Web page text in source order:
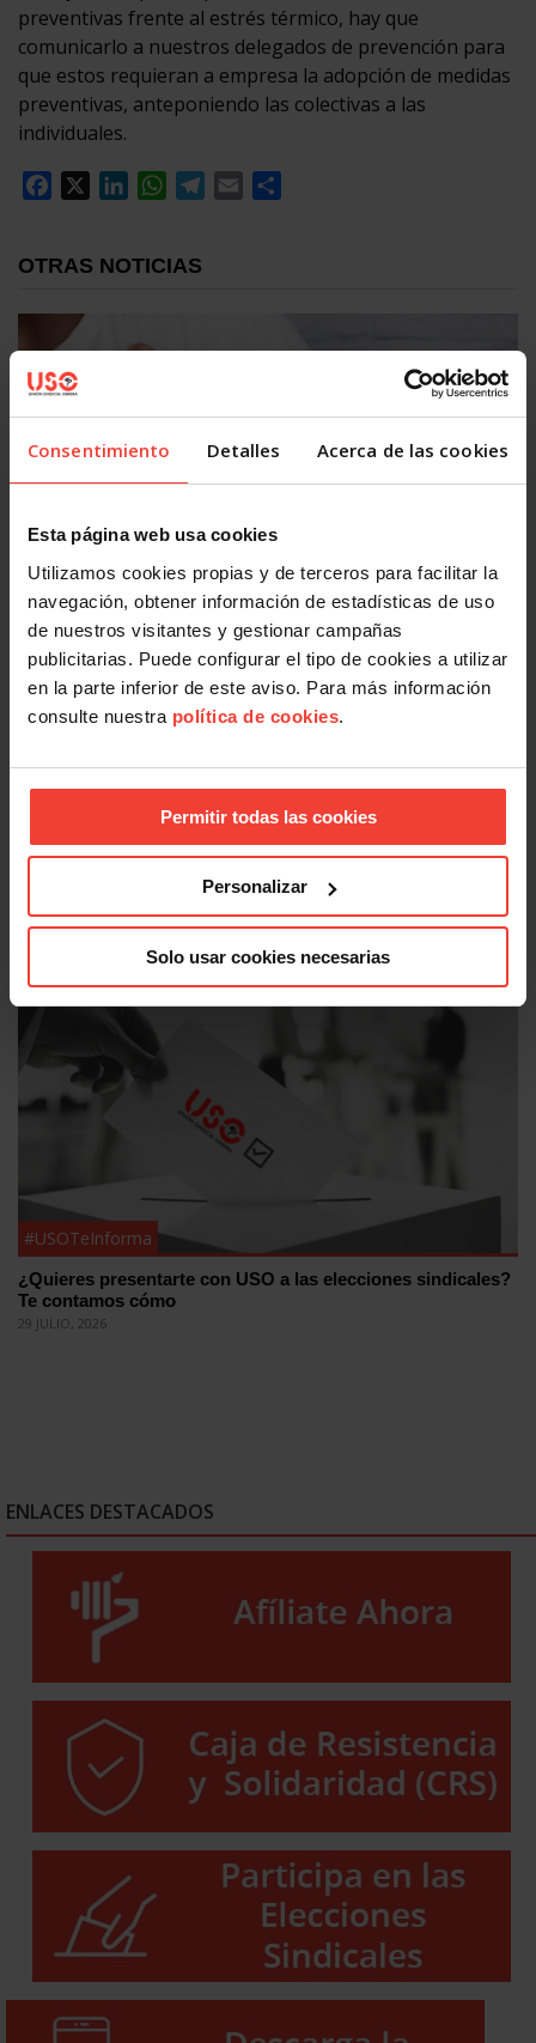
Consentimiento Detalles Acerca de las cookies
Esta página web usa cookies
Utilizamos cookies propias y de terceros para facilitar la
navegación, obtener información de estadísticas de uso
de nuestros visitantes y gestionar campañas
publicitarias. Puede configurar el tipo de cookies a utilizar
en la parte inferior de este aviso. Para más información
consulte nuestra política de cookies.
Permitir todas las cookies
Personalizar
Solo usar cookies necesarias
preventivas frente al estrés térmico, hay que
comunicarlo a nuestros delegados de prevención para
que estos requieran a empresa la adopción de medidas
preventivas, anteponiendo las colectivas a las
individuales.
Facebook
LinkedInWhatsApp
Telegram
Email
OTRAS NOTICIAS
Se actualizan las patologías para acceder a la jubilación
anticipada por discapacidad
3 AGOSTO, 2026
Estas son las medidas de protección laboral para personas
afectadas por los incendios
30 JULIO, 2026
#USOTeInforma
¿Quieres presentarte con USO a las elecciones sindicales?
Te contamos cómo
29 JULIO, 2026
ENLACES DESTACADOS